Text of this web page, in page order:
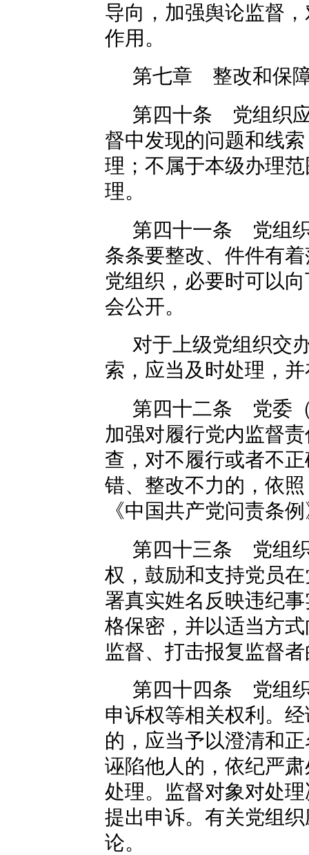
导向，加强舆论监督
作用。
第七章 整改和保
第四十条 党组织
督中发现的问题和线
理；不属于本级办理
理。
第四十一条 党组
条条要整改、件件有
党组织，必要时可以
会公开。
对于上级党组织交
索，应当及时处理，
第四十二条 党委
加强对履行党内监督
查，对不履行或者不
错、整改不力的，依
《中国共产党问责条
第四十三条 党组
权，鼓励和支持党员
署真实姓名反映违纪
格保密，并以适当方
监督、打击报复监督
第四十四条 党组
申诉权等相关权利。
的，应当予以澄清和
诬陷他人的，依纪严
处理。监督对象对处
提出申诉。有关党组
论。